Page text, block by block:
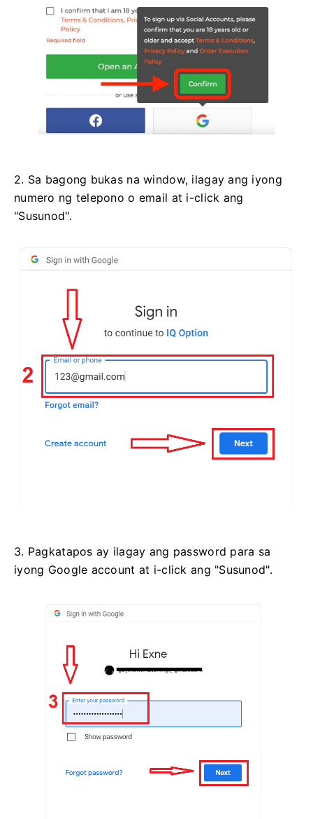
2. Sa bagong bukas na window, ilagay ang iyong
numero ng telepono o email at i-click ang
"Susunod".
3. Pagkatapos ay ilagay ang password para sa
iyong Google account at i-click ang "Susunod".